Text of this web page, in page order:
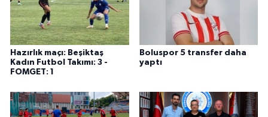
Hazırlık maçı: Beşiktaş
Kadın Futbol Takımı: 3 -
FOMGET: 1
Boluspor 5 transfer daha
yaptı